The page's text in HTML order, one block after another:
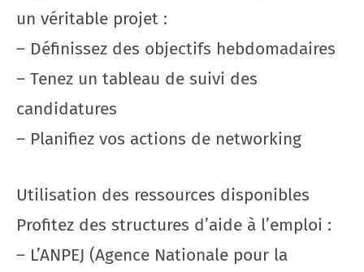
un véritable projet :
– Définissez des objectifs hebdomadaires
– Tenez un tableau de suivi des
candidatures
– Planifiez vos actions de networking
Utilisation des ressources disponibles
Profitez des structures d’aide à l’emploi :
– L’ANPEJ (Agence Nationale pour la